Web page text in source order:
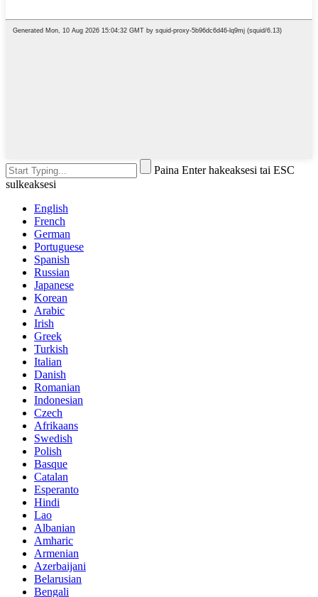
Paina Enter hakeaksesi tai ESC
sulkeaksesi
English
French
German
Portuguese
Spanish
Russian
Japanese
Korean
Arabic
Irish
Greek
Turkish
Italian
Danish
Romanian
Indonesian
Czech
Afrikaans
Swedish
Polish
Basque
Catalan
Esperanto
Hindi
Lao
Albanian
Amharic
Armenian
Azerbaijani
Belarusian
Bengali